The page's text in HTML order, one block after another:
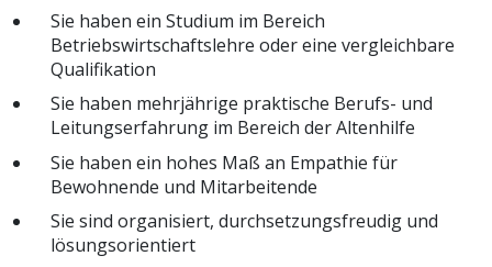
Sie haben ein Studium im Bereich
Betriebswirtschaftslehre oder eine vergleichbare
Qualifikation
Sie haben mehrjährige praktische Berufs- und
Leitungserfahrung im Bereich der Altenhilfe
Sie haben ein hohes Maß an Empathie für
Bewohnende und Mitarbeitende
Sie sind organisiert, durchsetzungsfreudig und
lösungsorientiert